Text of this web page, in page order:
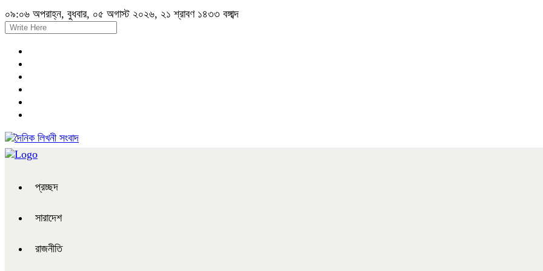
০৯:০৬ অপরাহ্ন, বুধবার, ০৫ অগাস্ট ২০২৬, ২১ শ্রাবণ ১৪৩৩ বঙ্গাব্দ
প্রচ্ছদ
সারাদেশ
রাজনীতি